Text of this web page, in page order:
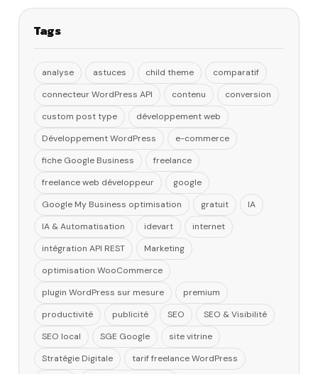
Tags
analyse astuces child theme
comparatif
connecteur WordPress API
contenu
conversion
custom post type
développement web
Développement WordPress
e-commerce
fiche Google Business
freelance
freelance web développeur
google
Google My Business optimisation
gratuit
IA
IA & Automatisation
idevart
internet
intégration API REST
Marketing
optimisation WooCommerce
plugin WordPress sur mesure
premium
productivité
publicité SEO
SEO & Visibilité
SEO local
SGE Google
site vitrine
Stratégie Digitale
tarif freelance WordPress